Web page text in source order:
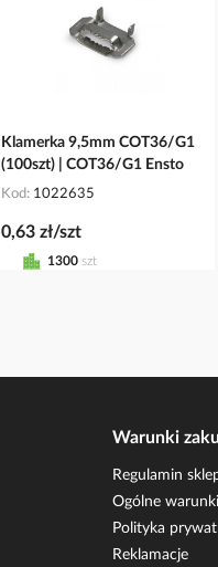
Klamerka 9,5mm COT36/G1
(100szt) | COT36/G1 Ensto
Kod 1022635
0,63 zł/szt
1300 szt
Warunki
Regulamin
Ogólne
Polityka
Reklamacje